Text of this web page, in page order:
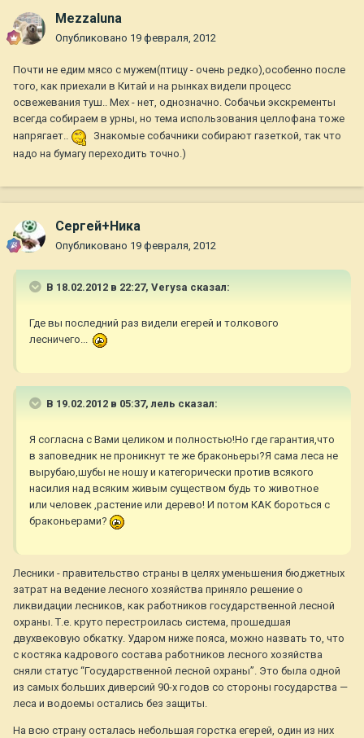
Mezzaluna
Опубликовано 19 февраля, 2012
Почти не едим мясо с мужем(птицу - очень редко),особенно после
того, как приехали в Китай и на рынках видели процесс
освежевания туш.. Мех - нет, однозначно. Собачьи экскременты
всегда собираем в урны, но тема использования целлофана тоже
напрягает..
Знакомые собачники собирают газеткой, так что
надо на бумагу переходить точно.)
Сергей+Ника
Опубликовано 19 февраля, 2012
В 18.02.2012 в 22:27, Verysa сказал:
Где вы последний раз видели егерей и толкового
лесничего...
В 19.02.2012 в 05:37, лель сказал:
Я согласна с Вами целиком и полностью!Но где гарантия,что
в заповедник не проникнут те же браконьеры?Я сама леса не
вырубаю,шубы не ношу и категорически против всякого
насилия над всяким живым существом будь то животное
или человек ,растение или дерево! И потом КАК бороться с
браконьерами?
Лесники - правительство страны в целях уменьшения бюджетных
затрат на ведение лесного хозяйства приняло решение о
ликвидации лесников, как работников государственной лесной
охраны. Т.е. круто перестроилась система, прошедшая
двухвековую обкатку. Ударом ниже пояса, можно назвать то, что
с костяка кадрового состава работников лесного хозяйства
сняли статус “Государственной лесной охраны”. Это была одной
из самых больших диверсий 90-х годов со стороны государства —
леса и водоемы остались без защиты.
На всю страну осталась небольшая горстка егерей, один из них